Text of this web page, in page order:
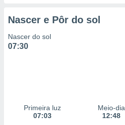
Nascer e Pôr do sol
Nascer do sol
07:30
Primeira luz
07:03
Meio-dia
12:48